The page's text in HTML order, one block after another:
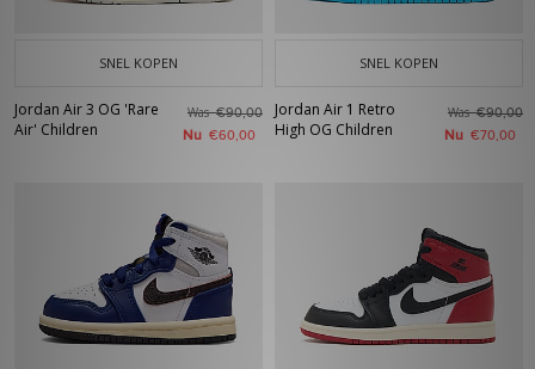
SNEL KOPEN
Jordan Air 3 OG 'Rare
Air' Children
Was€90,00
Nu €60,00
SNEL KOPEN
Jordan Air 1 Retro
High OG Children
Was€90,00
Nu €70,00